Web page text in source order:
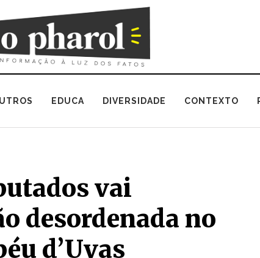
EDUCA DIVERSIDADE CONTEXTO
vai
desordenada no
d’Uvas